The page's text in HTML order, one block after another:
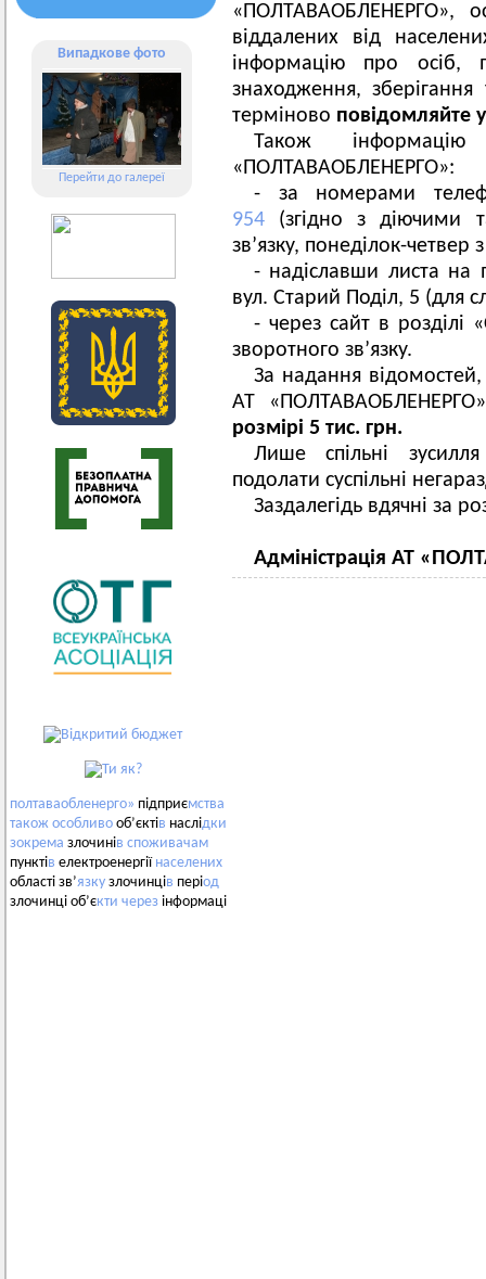
Випадкове фото
Перейти до галереї
полтаваобленерго» підприємства
також особливо об’єктів наслідки
зокрема злочинів споживачам
пунктів електроенергії населених
області зв’язку злочинців період
злочинці об’єкти через інформаці
«ПОЛТАВАОБЛЕНЕРГО»,
віддалених від
інформацію про осіб,
знаходження,
терміново повідомляйте
Також
«ПОЛТАВАОБЛЕНЕРГО»:
- за номерами
954 (згідно з діючими
зв’язку, понеділок-
- надіславши листа на
вул. Старий Поділ, 5 (для
- через сайт в розділі
зворотного зв’язку.
За надання
АТ
розмірі 5 тис. грн.
Лише спільні
подолати суспільні
Заздалегідь вдячні за
Адміністрація АТ